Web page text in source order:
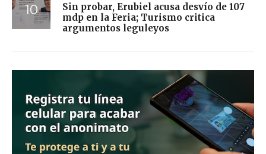
Sin probar, Erubiel acusa desvío de 107
mdp en la Feria; Turismo critica
argumentos leguleyos